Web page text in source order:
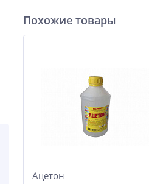
Похожие товары
Ацетон